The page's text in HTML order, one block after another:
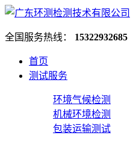
全国服务热线： 15322932685
首页
测试服务
环境气候检测
机械环境检测
包装运输测试